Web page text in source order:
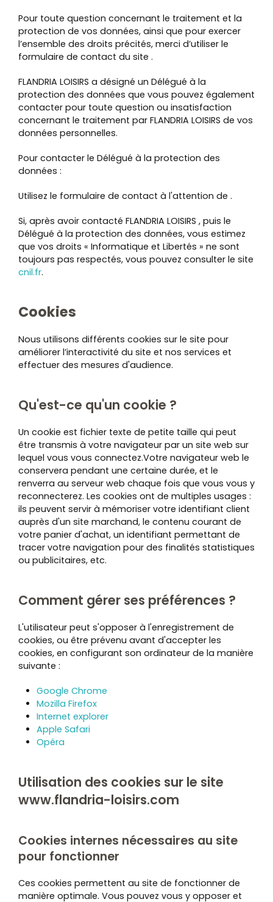
Pour toute question concernant le traitement et la
protection de vos données, ainsi que pour exercer
l’ensemble des droits précités, merci d’utiliser le
formulaire de contact du site .
FLANDRIA LOISIRS a désigné un Délégué à la
protection des données que vous pouvez également
contacter pour toute question ou insatisfaction
concernant le traitement par FLANDRIA LOISIRS de vos
données personnelles.
Pour contacter le Délégué à la protection des
données :
Utilisez le formulaire de contact à l'attention de .
Si, après avoir contacté FLANDRIA LOISIRS , puis le
Délégué à la protection des données, vous estimez
que vos droits « Informatique et Libertés » ne sont
toujours pas respectés, vous pouvez consulter le site
cnil.fr.
Cookies
Nous utilisons différents cookies sur le site pour
améliorer l’interactivité du site et nos services et
effectuer des mesures d'audience.
Qu'est-ce qu'un cookie ?
Un cookie est fichier texte de petite taille qui peut
être transmis à votre navigateur par un site web sur
lequel vous vous connectez.Votre navigateur web le
conservera pendant une certaine durée, et le
renverra au serveur web chaque fois que vous vous y
reconnecterez. Les cookies ont de multiples usages :
ils peuvent servir à mémoriser votre identifiant client
auprès d'un site marchand, le contenu courant de
votre panier d'achat, un identifiant permettant de
tracer votre navigation pour des finalités statistiques
ou publicitaires, etc.
Comment gérer ses préférences ?
L'utilisateur peut s'opposer à l'enregistrement de
cookies, ou être prévenu avant d'accepter les
cookies, en configurant son ordinateur de la manière
suivante :
Google Chrome
Mozilla Firefox
Internet explorer
Apple Safari
Opéra
Utilisation des cookies sur le site
www.flandria-loisirs.com
Cookies internes nécessaires au site
pour fonctionner
Ces cookies permettent au site de fonctionner de
manière optimale. Vous pouvez vous y opposer et